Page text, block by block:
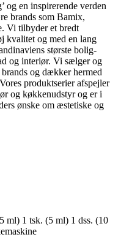
en inspirerende verden
brands som Bamix,
Vi tilbyder et bredt
kvalitet og med en lang
største bolig-
og interiør. Vi sælger og
og dækker hermed
produktserier afspejler
og køkkenudstyr og er i
ønske om æstetiske og
ml) 1 tsk. (5 ml) 1 dss. (10